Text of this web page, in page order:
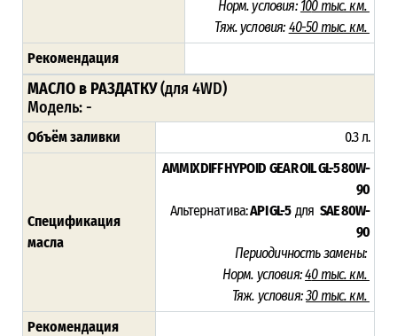
Норм. условия: 100 тыс. км.
Тяж. условия: 40-50 тыс. км.
Рекомендация
МАСЛО в РАЗДАТКУ(для 4WD)
Модель: -
Объём заливки 0.3 л.
Спецификация
масла
AMMIX DIFF HYPOID GEAR OIL GL-5 80W-
90
Альтернатива:API GL-5 для SAE 80W-
90
Периодичность замены:
Норм. условия:40 тыс. км.
Тяж. условия:30 тыс. км.
Рекомендация